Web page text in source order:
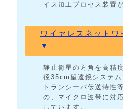
イス加工プロセス装置
ワイヤレスネットワ
▼
静止衛星の方角を高精
径35cm望遠鏡システム
トランシーバ伝送特性
の、マイクロ波帯に対
しています。